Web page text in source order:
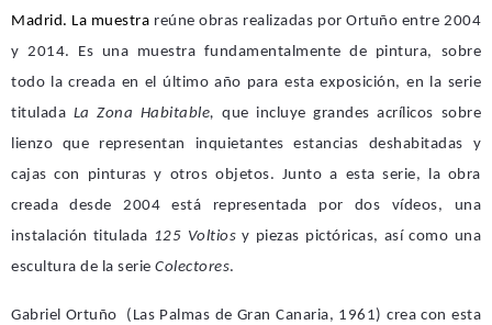
Madrid. La muestra reúne obras realizadas por Ortuño entre 2004
y 2014. Es una muestra fundamentalmente de pintura, sobre
todo la creada en el último año para esta exposición, en la serie
titulada La Zona Habitable, que incluye grandes acrílicos sobre
lienzo que representan inquietantes estancias deshabitadas y
cajas con pinturas y otros objetos. Junto a esta serie, la obra
creada desde 2004 está representada por dos vídeos, una
instalación titulada 125 Voltios y piezas pictóricas, así como una
escultura de la serie Colectores.
Gabriel Ortuño (Las Palmas de Gran Canaria, 1961) crea con esta